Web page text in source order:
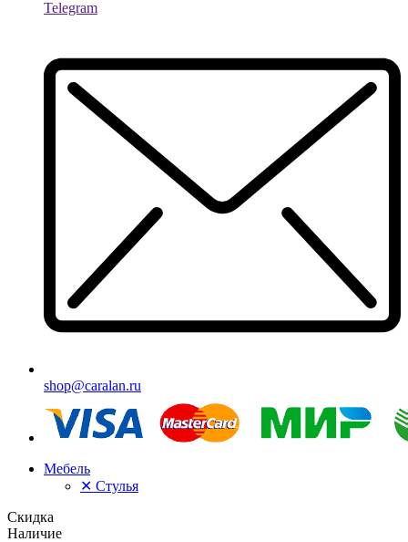
Telegram
shop@caralan.ru
Мебель
✕ Стулья
Скидка
Наличие